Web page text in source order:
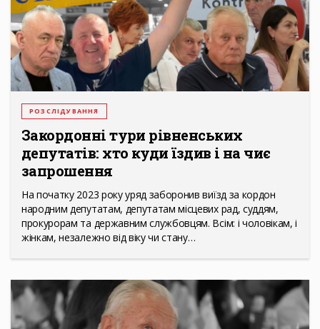
РОЗСЛІДУВАННЯ
Закордонні тури рівненських
депутатів: хто куди їздив і на чиє
запрошення
На початку 2023 року уряд заборонив виїзд за кордон
народним депутатам, депутатам місцевих рад, суддям,
прокурорам та державним службовцям. Всім: і чоловікам, і
жінкам, незалежно від віку чи стану…